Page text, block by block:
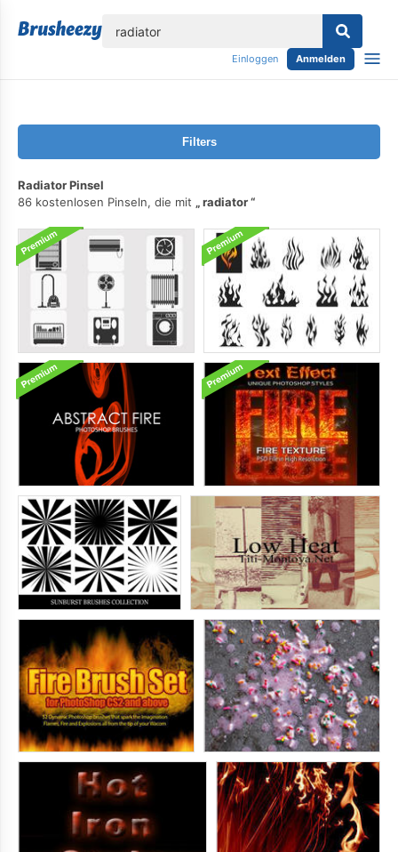
Einloggen Anmelden
Filters
Radiator Pinsel
86 kostenlosen Pinseln, die mit
radiator